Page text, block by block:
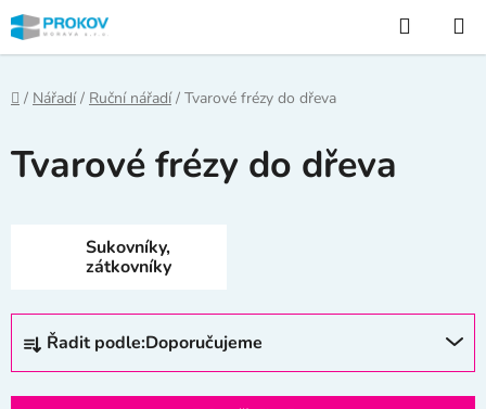
Přejít
na
obsah
Hledat
Domů
/ Nářadí / Ruční nářadí / Tvarové frézy do dřeva
Tvarové frézy do dřeva
Sukovníky,
zátkovníky
Ř
z
Řadit podle:Doporučujeme